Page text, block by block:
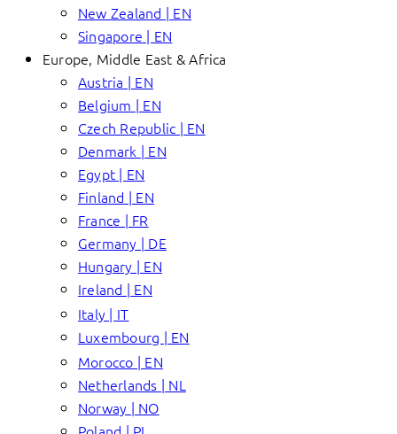
New Zealand | EN
Singapore | EN
Europe, Middle East & Africa
Austria | EN
Belgium | EN
Czech Republic | EN
Denmark | EN
Egypt | EN
Finland | EN
France | FR
Germany | DE
Hungary | EN
Ireland | EN
Italy | IT
Luxembourg | EN
Morocco | EN
Netherlands | NL
Norway | NO